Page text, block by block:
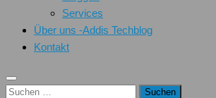
Services
Über uns -Addis Techblog
Kontakt
Suchen